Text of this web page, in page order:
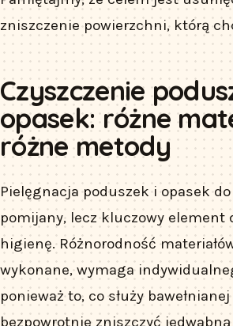
zniszczenie powierzchni, którą
Czyszczenie
opasek: różne
różne metody
Pielęgnacja poduszek i opasek
pomijany, lecz kluczowy element
higienę. Różnorodność
wykonane, wymaga
ponieważ to, co służy
bezpowrotnie zniszczyć